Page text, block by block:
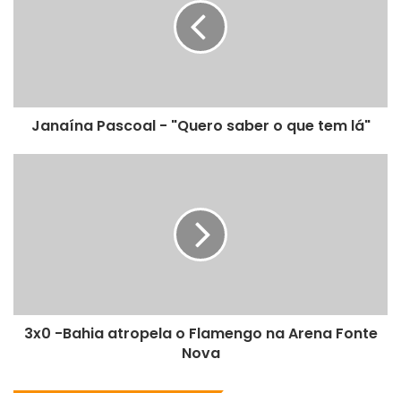
Janaína Pascoal - "Quero saber o que tem lá"
3x0 -Bahia atropela o Flamengo na Arena Fonte
Nova